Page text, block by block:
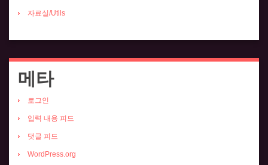
자료실/Utils
메타
로그인
입력 내용 피드
댓글 피드
WordPress.org